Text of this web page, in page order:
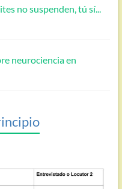
no suspenden, tú sí...
neurociencia en